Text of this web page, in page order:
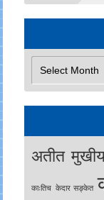
अतीत
काःतिच केदार सङ्केत